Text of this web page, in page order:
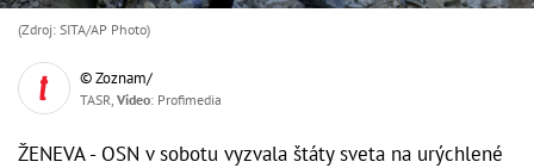
(Zdroj: SITA/AP Photo)
© Zoznam/
TASR, Video: Profimedia
ŽENEVA - OSN v sobotu vyzvala štáty sveta na urýchlené